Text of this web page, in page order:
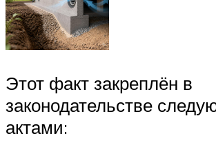
Этот факт закреплён в
законодательстве
актами: